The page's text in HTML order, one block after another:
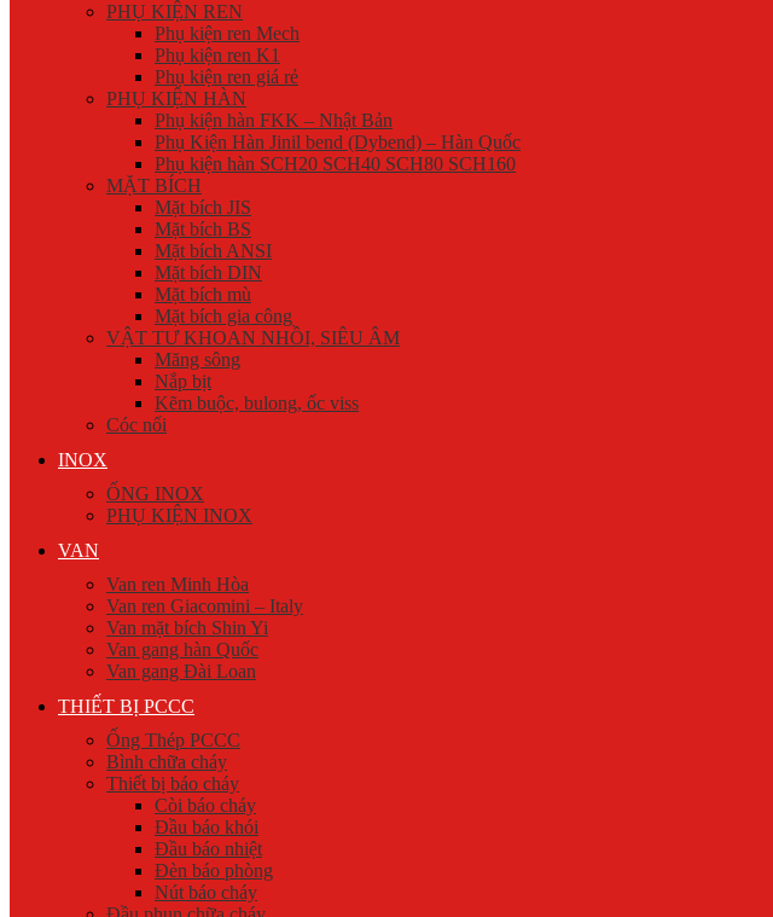
PHỤ KIỆN REN
Phụ kiện ren Mech
Phụ kiện ren K1
Phụ kiện ren giá rẻ
PHỤ KIỆN HÀN
Phụ kiện hàn FKK – Nhật Bản
Phụ Kiện Hàn Jinil bend (Dybend) – Hàn Quốc
Phụ kiện hàn SCH20 SCH40 SCH80 SCH160
MẶT BÍCH
Mặt bích JIS
Mặt bích BS
Mặt bích ANSI
Mặt bích DIN
Mặt bích mù
Mặt bích gia công
VẬT TƯ KHOAN NHỒI, SIÊU ÂM
Măng sông
Nắp bịt
Kẽm buộc, bulong, ốc viss
Cóc nối
INOX
ỐNG INOX
PHỤ KIỆN INOX
VAN
Van ren Minh Hòa
Van ren Giacomini – Italy
Van mặt bích Shin Yi
Van gang hàn Quốc
Van gang Đài Loan
THIẾT BỊ PCCC
Ống Thép PCCC
Bình chữa cháy
Thiết bị báo cháy
Còi báo cháy
Đầu báo khói
Đầu báo nhiệt
Đèn báo phòng
Nút báo cháy